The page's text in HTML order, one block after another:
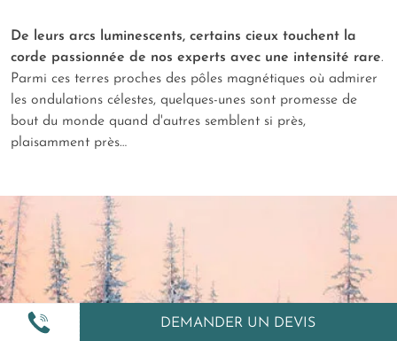
DEMANDER UN DEVIS
De leurs arcs luminescents, certains cieux touchent la
corde passionnée de nos experts avec une intensité rare.
Parmi ces terres proches des pôles magnétiques où admirer
les ondulations célestes, quelques-unes sont promesse de
bout du monde quand d'autres semblent si près,
plaisamment près…